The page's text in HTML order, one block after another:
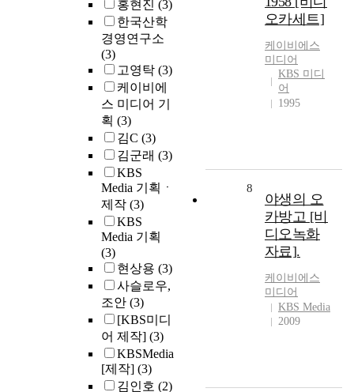
홍현진 (3)
한국산학
경영연구소
(3)
고영탁 (3)
케이비에
스 미디어 기
획 (3)
김C (3)
김군래 (3)
KBS
Media 기획ㆍ
제작 (3)
KBS
Media 기획
(3)
현상용 (3)
사슬로우,
조안 (3)
[KBS미디
어 제작] (3)
KBSMedia
[제작] (3)
김인호 (2)
오카세트]
케이비에스
미디어
KBS 미디
어
1995
8
야생의 오
카방고 [비
디오녹화
자료].
케이비에스
미디어
KBS Media
2009